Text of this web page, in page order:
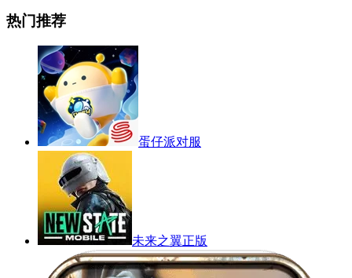
热门推荐
蛋仔派对服
未来之翼正版